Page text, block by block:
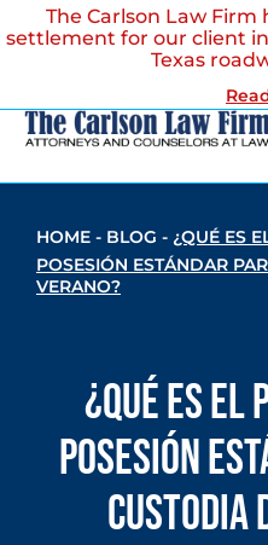
The Carlson Law Firm
settlement for our client
Texas
HOME - BLOG - ¿QUÉ ES
POSESIÓN ESTÁNDAR
VERANO?
¿Qué es el
Posesión
Custodia